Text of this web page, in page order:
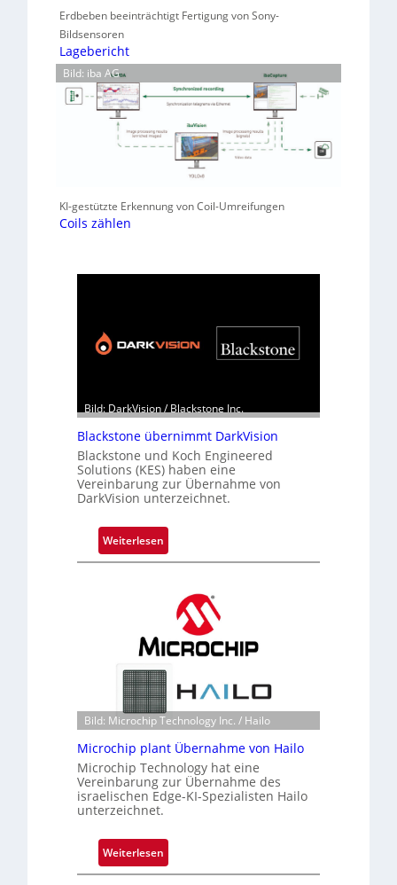
Erdbeben beeinträchtigt Fertigung von Sony-
Bildsensoren
Lagebericht
Bild: iba AG
KI-gestützte Erkennung von Coil-Umreifungen
Coils zählen
Bild: DarkVision / Blackstone Inc.
Blackstone übernimmt DarkVision
Blackstone und Koch Engineered
Solutions (KES) haben eine
Vereinbarung zur Übernahme von
DarkVision unterzeichnet.
Weiterlesen:
B
s
t
o
n
e
ü
b
e
r
n
i
m
m
Bild: Microchip Technology Inc. / Hailo
Microchip plant Übernahme von Hailo
Microchip Technology hat eine
Vereinbarung zur Übernahme des
israelischen Edge-KI-Spezialisten Hailo
unterzeichnet.
Weiterlesen:
M